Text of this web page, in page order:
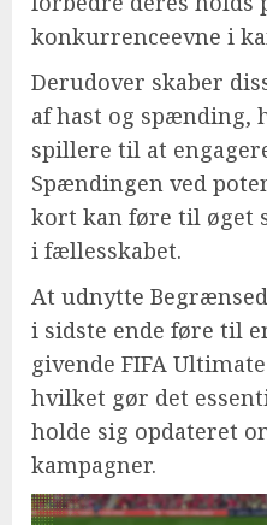
konkurrenceevne i
Derudover skaber
af hast og spænding,
spillere til at
Spændingen ved
kort kan føre til øget
i fællesskabet.
At udnytte
i sidste ende føre til
givende FIFA
hvilket gør det
holde sig opdateret
kampagner.